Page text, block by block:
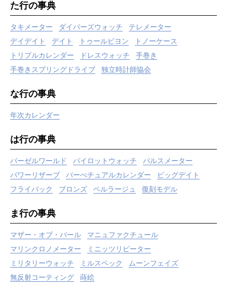
た行の事典
タキメーター ダイバーズウォッチ
テレメーター
デイデイト
デイト トゥールビヨン
トノーケース
トリプルカレンダー
ドレスウォッチ
手巻き
手巻きスプリングドライブ
独立時計師協会
な行の事典
年次カレンダー
は行の事典
バーゼルワールド パイロットウォッチ
パルスメーター
パワーリザーブ
パーぺチュアルカレンダー
ビッグデイト
フライバック
ブロンズ ペルラージュ 復刻モデル
ま行の事典
マザー・オブ・パール
マニュファクチュール
マリンクロノメーター
ミニッツリピーター
ミリタリーウォッチ
ミルスペック
ムーンフェイズ
無反射コーティング
蒔絵